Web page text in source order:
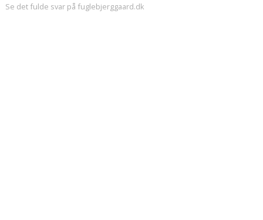
Se det fulde svar på fuglebjerggaard.dk